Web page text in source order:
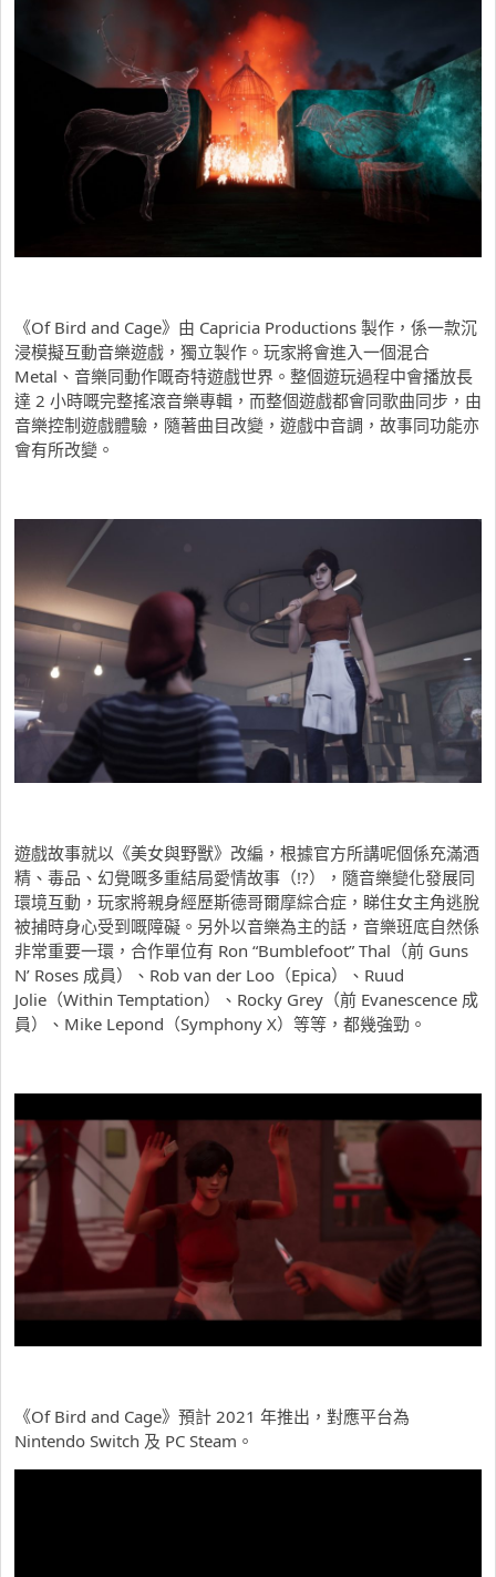
《Of Bird and Cage》由 Capricia Productions 製作，係一款沉
浸模擬互動音樂遊戲，獨立製作。玩家將會進入一個混合
Metal、音樂同動作嘅奇特遊戲世界。整個遊玩過程中會播放長
達 2 小時嘅完整搖滾音樂專輯，而整個遊戲都會同歌曲同步，由
音樂控制遊戲體驗，隨著曲目改變，遊戲中音調，故事同功能亦
會有所改變。
遊戲故事就以《美女與野獸》改編，根據官方所講呢個係充滿酒
精、毒品、幻覺嘅多重結局愛情故事（!?），隨音樂變化發展同
環境互動，玩家將親身經歷斯德哥爾摩綜合症，睇住女主角逃脫
被捕時身心受到嘅障礙。另外以音樂為主的話，音樂班底自然係
非常重要一環，合作單位有 Ron “Bumblefoot” Thal（前 Guns
N’ Roses 成員）、Rob van der Loo（Epica）、Ruud
Jolie（Within Temptation）、Rocky Grey（前 Evanescence 成
員）、Mike Lepond（Symphony X）等等，都幾強勁。
《Of Bird and Cage》預計 2021 年推出，對應平台為
Nintendo Switch 及 PC Steam。